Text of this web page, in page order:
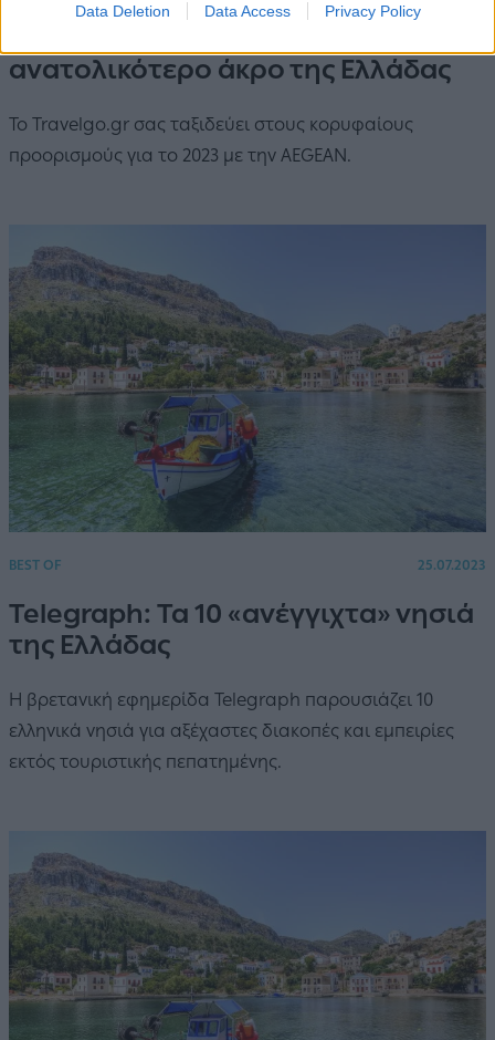
Data Deletion Data Access Privacy Policy
ανατολικότερο άκρο της Ελλάδας
Το Travelgo.gr σας ταξιδεύει στους κορυφαίους
προορισμούς για το 2023 με την AEGEAN.
BEST OF 25.07.2023
Telegraph: Τα 10 «ανέγγιχτα» νησιά
της Ελλάδας
Η βρετανική εφημερίδα Telegraph παρουσιάζει 10
ελληνικά νησιά για αξέχαστες διακοπές και εμπειρίες
εκτός τουριστικής πεπατημένης.